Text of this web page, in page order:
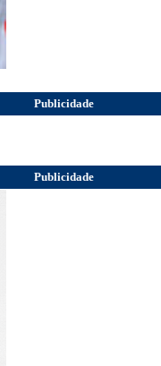
Publicidade
Publicidade